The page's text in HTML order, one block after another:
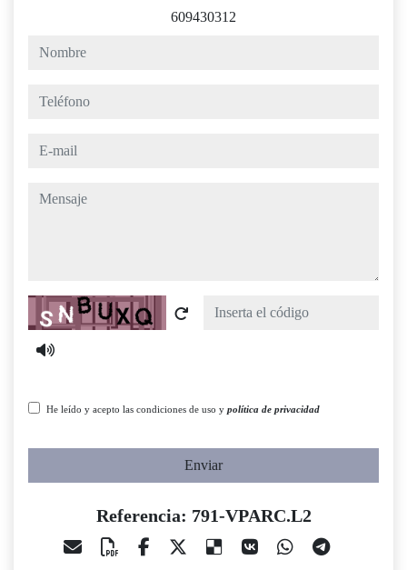
609430312
nombre
teléfono
e-mail
mensaje
Captcha
He leído y acepto las condiciones de uso y política de privacidad
Enviar
Referencia: 791-VPARC.L2